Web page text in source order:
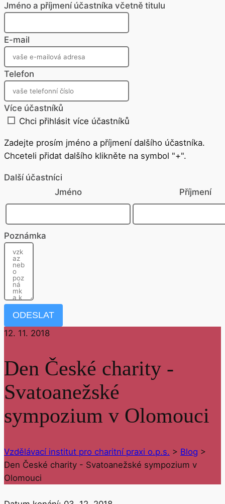
Jméno a příjmení účastníka včetně titulu
E-mail
Telefon
Více účastníků
Chci přihlásit více účastníků
Zadejte prosím jméno a příjmení dalšího účastníka.
Chceteli přidat dalšího klikněte na symbol "+".
Další účastníci
Jméno
Příjmení
Poznámka
ODESLAT
12. 11. 2018
Den České charity -
Svatoanežské
sympozium v Olomouci
Vzdělávací institut pro charitní praxi o.p.s. > Blog >
Den České charity - Svatoanežské sympozium v
Olomouci